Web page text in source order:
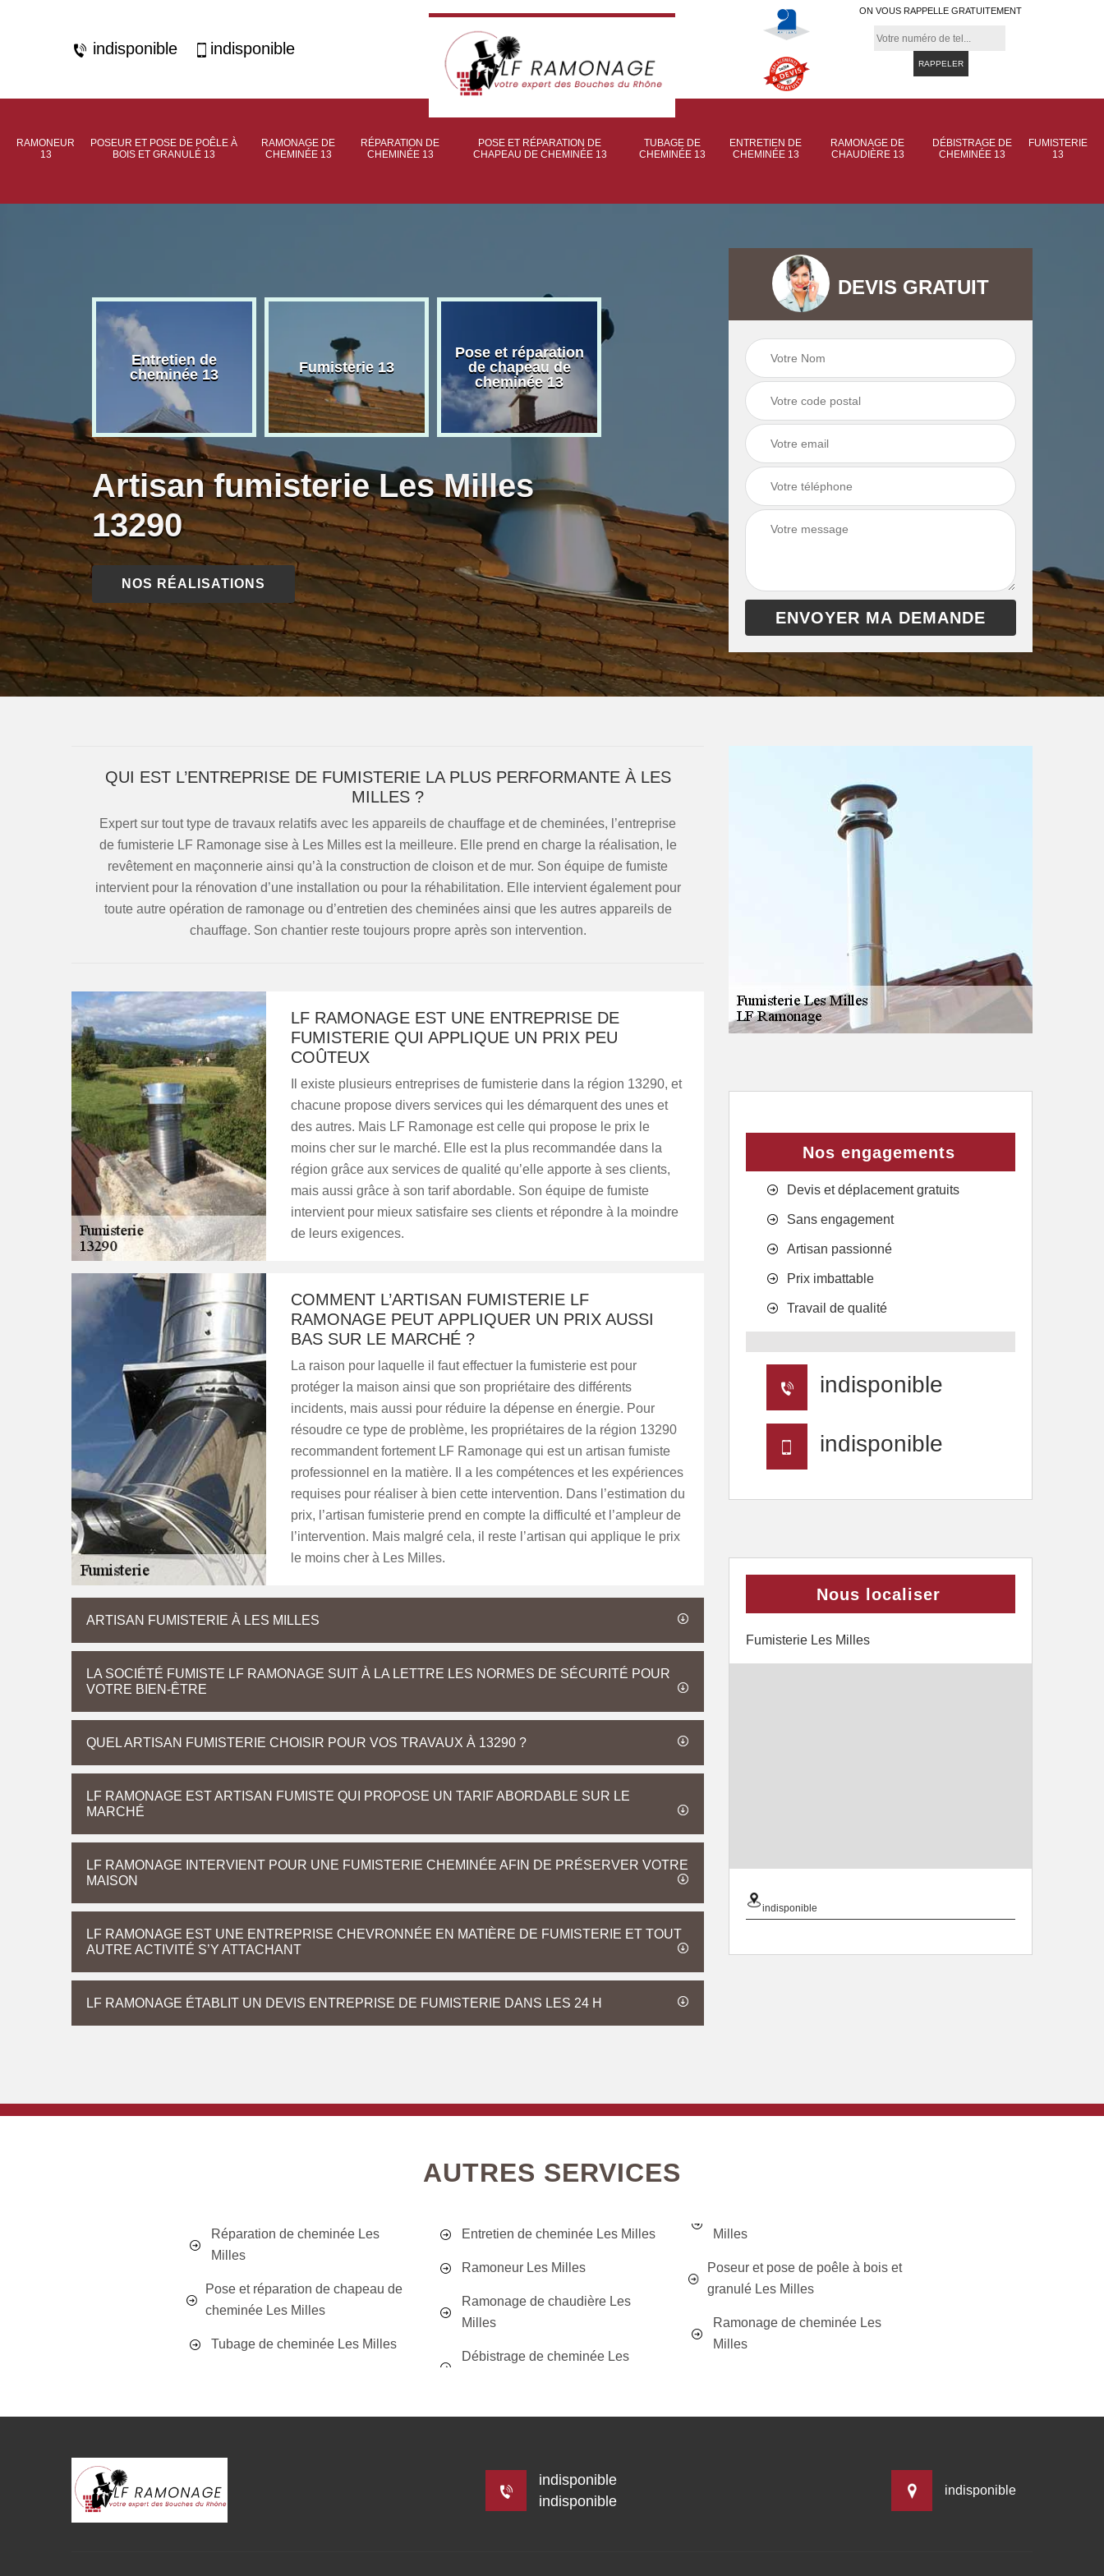
indisponible indisponible
ON VOUS RAPPELLE GRATUITEMENT
RAMONEUR
13
POSEUR ET POSE DE POÊLE À
BOIS ET GRANULÉ 13
RAMONAGE DE
CHEMINÉE 13
RÉPARATION DE
CHEMINÉE 13
POSE ET RÉPARATION DE
CHAPEAU DE CHEMINÉE 13
TUBAGE DE
CHEMINÉE 13
ENTRETIEN DE
CHEMINÉE 13
RAMONAGE DE
CHAUDIÈRE 13
DÉBISTRAGE DE
CHEMINÉE 13
FUMISTERIE
13
Entretien de
cheminée 13
Fumisterie 13
Pose et réparation
de chapeau de
cheminée 13
Poseur et pose de
Ramonage de
chaudière 13
Ramonage de
cheminée 13
Artisan fumisterie Les Milles
13290
NOS RÉALISATIONS
DEVIS GRATUIT
QUI EST L’ENTREPRISE DE FUMISTERIE LA PLUS PERFORMANTE À LES
MILLES ?
Expert sur tout type de travaux relatifs avec les appareils de chauffage et de cheminées, l’entreprise
de fumisterie LF Ramonage sise à Les Milles est la meilleure. Elle prend en charge la réalisation, le
revêtement en maçonnerie ainsi qu’à la construction de cloison et de mur. Son équipe de fumiste
intervient pour la rénovation d’une installation ou pour la réhabilitation. Elle intervient également pour
toute autre opération de ramonage ou d’entretien des cheminées ainsi que les autres appareils de
chauffage. Son chantier reste toujours propre après son intervention.
LF RAMONAGE EST UNE ENTREPRISE DE
FUMISTERIE QUI APPLIQUE UN PRIX PEU
COÛTEUX
Il existe plusieurs entreprises de fumisterie dans la région 13290, et
chacune propose divers services qui les démarquent des unes et
des autres. Mais LF Ramonage est celle qui propose le prix le
moins cher sur le marché. Elle est la plus recommandée dans la
région grâce aux services de qualité qu’elle apporte à ses clients,
mais aussi grâce à son tarif abordable. Son équipe de fumiste
intervient pour mieux satisfaire ses clients et répondre à la moindre
de leurs exigences.
COMMENT L’ARTISAN FUMISTERIE LF
RAMONAGE PEUT APPLIQUER UN PRIX AUSSI
BAS SUR LE MARCHÉ ?
La raison pour laquelle il faut effectuer la fumisterie est pour
protéger la maison ainsi que son propriétaire des différents
incidents, mais aussi pour réduire la dépense en énergie. Pour
résoudre ce type de problème, les propriétaires de la région 13290
recommandent fortement LF Ramonage qui est un artisan fumiste
professionnel en la matière. Il a les compétences et les expériences
requises pour réaliser à bien cette intervention. Dans l’estimation du
prix, l’artisan fumisterie prend en compte la difficulté et l’ampleur de
l’intervention. Mais malgré cela, il reste l’artisan qui applique le prix
le moins cher à Les Milles.
ARTISAN FUMISTERIE À LES MILLES
LA SOCIÉTÉ FUMISTE LF RAMONAGE SUIT À LA LETTRE LES NORMES DE SÉCURITÉ POUR
VOTRE BIEN-ÊTRE
QUEL ARTISAN FUMISTERIE CHOISIR POUR VOS TRAVAUX À 13290 ?
LF RAMONAGE EST ARTISAN FUMISTE QUI PROPOSE UN TARIF ABORDABLE SUR LE
MARCHÉ
LF RAMONAGE INTERVIENT POUR UNE FUMISTERIE CHEMINÉE AFIN DE PRÉSERVER VOTRE
MAISON
LF RAMONAGE EST UNE ENTREPRISE CHEVRONNÉE EN MATIÈRE DE FUMISTERIE ET TOUT
AUTRE ACTIVITÉ S’Y ATTACHANT
LF RAMONAGE ÉTABLIT UN DEVIS ENTREPRISE DE FUMISTERIE DANS LES 24 H
Nos engagements
Devis et déplacement gratuits
Sans engagement
Artisan passionné
Prix imbattable
Travail de qualité
indisponible
indisponible
Nous localiser
Fumisterie Les Milles
indisponible
AUTRES SERVICES
Réparation de cheminée Les
Milles
Pose et réparation de chapeau de
cheminée Les Milles
Tubage de cheminée Les Milles
Entretien de cheminée Les Milles
Ramoneur Les Milles
Ramonage de chaudière Les
Milles
Débistrage de cheminée Les
Milles
Poseur et pose de poêle à bois et
granulé Les Milles
Ramonage de cheminée Les
Milles
indisponible
indisponible
indisponible